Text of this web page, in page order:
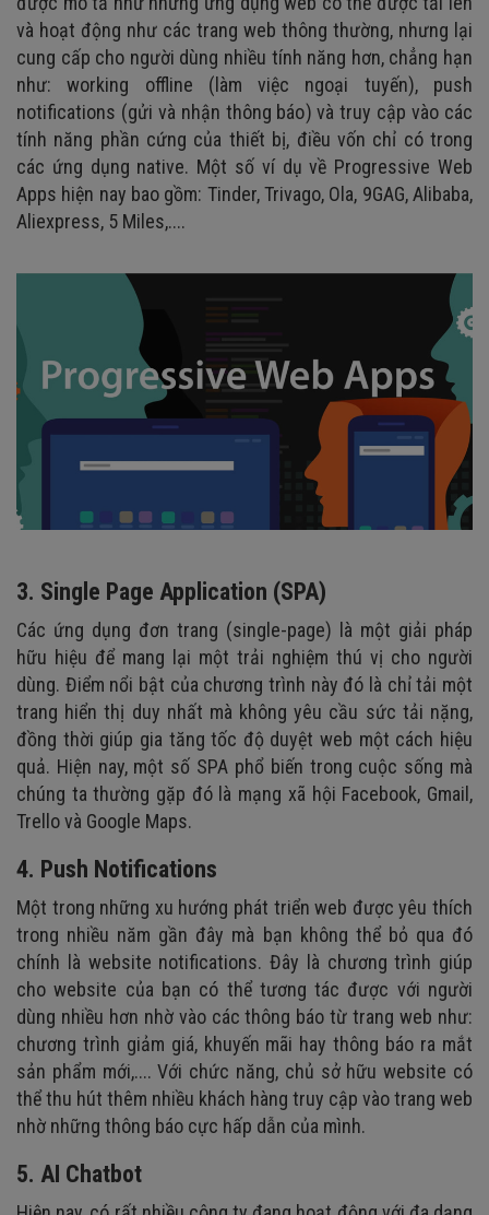
và hoạt động như các trang web thông thường, nhưng lại
cung cấp cho người dùng nhiều tính năng hơn, chẳng hạn
như: working offline (làm việc ngoại tuyến), push
notifications (gửi và nhận thông báo) và truy cập vào các
tính năng phần cứng của thiết bị, điều vốn chỉ có trong
các ứng dụng native. Một số ví dụ về Progressive Web
Apps hiện nay bao gồm: Tinder, Trivago, Ola, 9GAG, Alibaba,
Aliexpress, 5 Miles,....
3. Single Page Application (SPA)
Các ứng dụng đơn trang (single-page) là một giải pháp
hữu hiệu để mang lại một trải nghiệm thú vị cho người
dùng. Điểm nổi bật của chương trình này đó là chỉ tải một
trang hiển thị duy nhất mà không yêu cầu sức tải nặng,
đồng thời giúp gia tăng tốc độ duyệt web một cách hiệu
quả. Hiện nay, một số SPA phổ biến trong cuộc sống mà
chúng ta thường gặp đó là mạng xã hội Facebook, Gmail,
Trello và Google Maps.
4. Push Notifications
Một trong những xu hướng phát triển web được yêu thích
trong nhiều năm gần đây mà bạn không thể bỏ qua đó
chính là website notifications. Đây là chương trình giúp
cho website của bạn có thể tương tác được với người
dùng nhiều hơn nhờ vào các thông báo từ trang web như:
chương trình giảm giá, khuyến mãi hay thông báo ra mắt
sản phẩm mới,.... Với chức năng, chủ sở hữu website có
thể thu hút thêm nhiều khách hàng truy cập vào trang web
nhờ những thông báo cực hấp dẫn của mình.
5. AI Chatbot